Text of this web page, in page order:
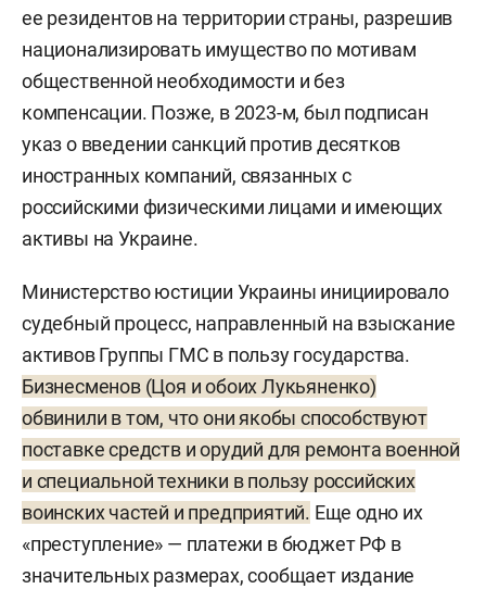
ее резидентов на территории страны, разрешив
национализировать имущество по мотивам
общественной необходимости и без
компенсации. Позже, в 2023-м, был подписан
указ о введении санкций против десятков
иностранных компаний, связанных с
российскими физическими лицами и имеющих
активы на Украине.
Министерство юстиции Украины инициировало
судебный процесс, направленный на взыскание
активов Группы ГМС в пользу государства.
Бизнесменов (Цоя и обоих Лукьяненко)
обвинили в том, что они якобы способствуют
поставке средств и орудий для ремонта военной
и специальной техники в пользу российских
воинских частей и предприятий. Еще одно их
«преступление» — платежи в бюджет РФ в
значительных размерах, сообщает издание